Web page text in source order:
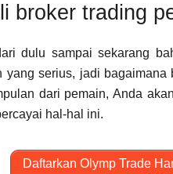
broker trading
dulu sampai sekarang
yang serius, jadi
dari pemain, Anda
hal-hal ini.
Daftarkan Olymp Trade